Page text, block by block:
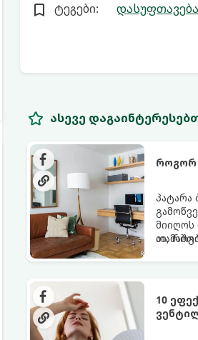
ტეგები: დასუფთავება
ასევე
როგორ
პატარა
მიიღოს
აი,
10